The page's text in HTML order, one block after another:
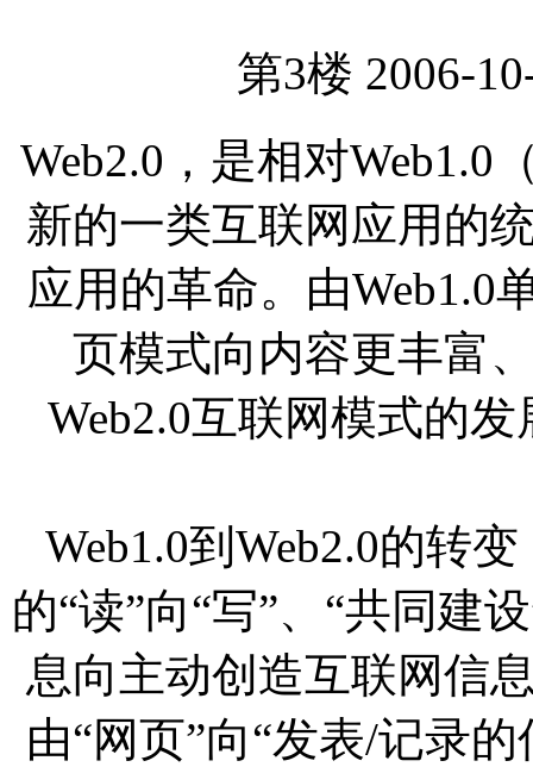
第3楼 2006-
Web2.0，是相对Web1.0
新的一类互联网应用的
应用的革命。由Web1.0
页模式向内容更丰富
Web2.0互联网模式的
Web1.0到Web2.0的转
的“读”向“写”、“共同建
息向主动创造互联网信
由“网页”向“发表/记录